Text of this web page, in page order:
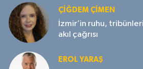
ÇIĞDEM ÇIMEN
İzmir’in ruhu,
akıl çağrısı
EROL YARAŞ